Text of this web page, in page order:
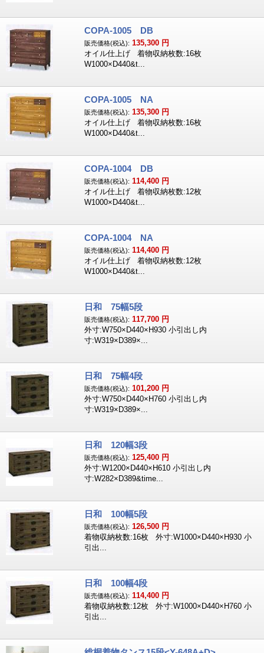
COPA-1005 DB
販売価格(税込): 135,300 円
オイル仕上げ 着物収納枚数:16枚
W1000×D440&t...
COPA-1005 NA
販売価格(税込): 135,300 円
オイル仕上げ 着物収納枚数:16枚
W1000×D440&t...
COPA-1004 DB
販売価格(税込): 114,400 円
オイル仕上げ 着物収納枚数:12枚
W1000×D440&t...
COPA-1004 NA
販売価格(税込): 114,400 円
オイル仕上げ 着物収納枚数:12枚
W1000×D440&t...
日和 75幅5段
販売価格(税込): 117,700 円
外寸:W750×D440×H930 小引出し内
寸:W319×D389×...
日和 75幅4段
販売価格(税込): 101,200 円
外寸:W750×D440×H760 小引出し内
寸:W319×D389×...
日和 120幅3段
販売価格(税込): 125,400 円
外寸:W1200×D440×H610 小引出し内
寸:W282×D389&time...
日和 100幅5段
販売価格(税込): 126,500 円
着物収納枚数:16枚 外寸:W1000×D440×H930 小
引出...
日和 100幅4段
販売価格(税込): 114,400 円
着物収納枚数:12枚 外寸:W1000×D440×H760 小
引出...